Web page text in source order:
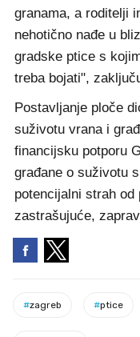
granama, a roditelji
nehotično nađe u
gradske ptice s
treba bojati",
Postavljanje ploče
suživotu vrana i
financijsku potporu
građane o suživotu
potencijalni strah
zastrašujuće,
#zagreb #ptice